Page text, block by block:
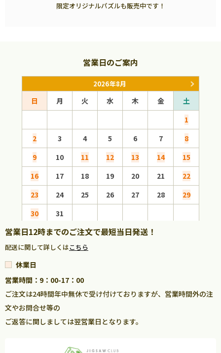
限定オリジナルパズルも販売中です！
営業日のご案内
2026年8月
日 月 火 水 木 金
土
1
2
3 4 5 6 7
8
9
10 11 12 13 14
15
16
17 18 19 20 21
22
23
24 25 26 27 28
29
30
31
営業日12時までのご注文で最短当日発送！
配送に関して詳しくはこちら
休業日
営業時間：9：00-17：00
ご注文は24時間年中無休で受け付けておりますが、営業時間外の注
文やお問合せ等の
ご返答に関しましては翌営業日となります。